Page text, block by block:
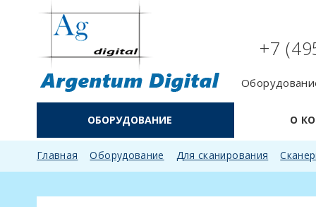
+7
ОБОРУДОВАНИЕ О
Главная Оборудование Для сканирования